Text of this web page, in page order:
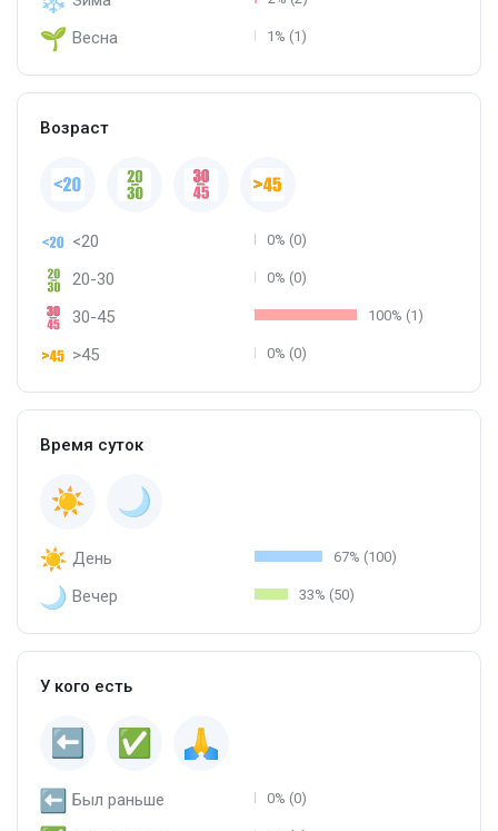
Весна 1% (1)
Возраст
<20 0% (0)
20-30 0% (0)
30-45 100% (1)
>45 0% (0)
Время суток
День 67% (100)
Вечер 33% (50)
У кого есть
Был раньше 0% (0)